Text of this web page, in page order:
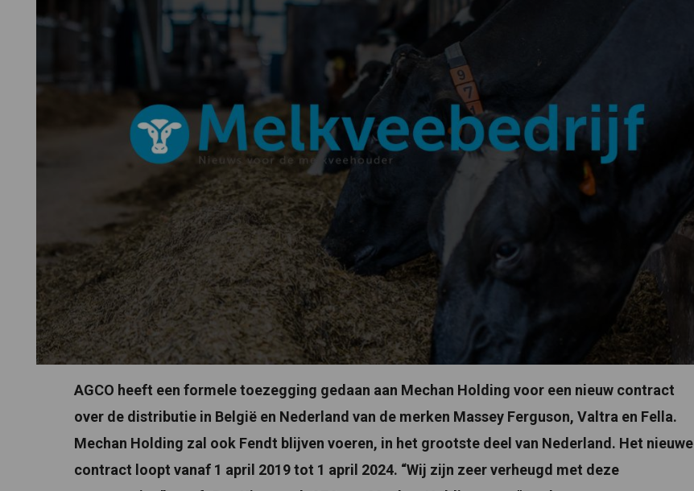
AGCO heeft een formele toezegging gedaan aan Mechan Holding voor een nieuw contract
over de distributie in België en Nederland van de merken Massey Ferguson, Valtra en Fella.
Mechan Holding zal ook Fendt blijven voeren, in het grootste deel van Nederland. Het nieuwe
contract loopt vanaf 1 april 2019 tot 1 april 2024. “Wij zijn zeer verheugd met deze